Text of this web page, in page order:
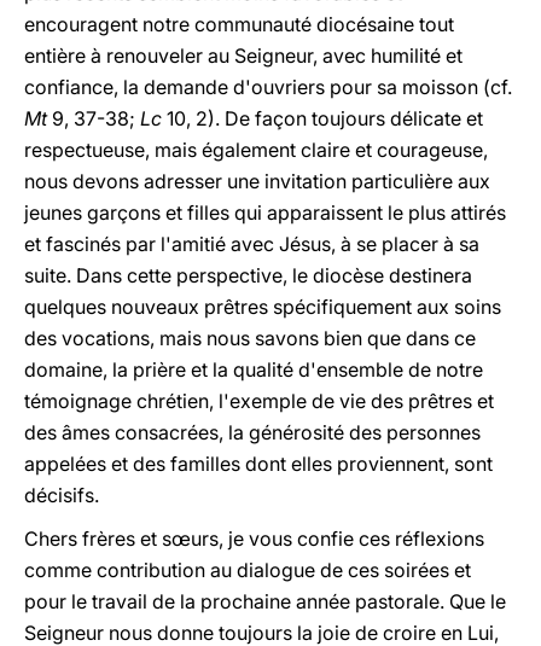
encouragent notre communauté diocésaine tout
entière à renouveler au Seigneur, avec humilité et
confiance, la demande d'ouvriers pour sa moisson (cf.
Mt9, 37-38; Lc 10, 2). De façon toujours délicate et
respectueuse, mais également claire et courageuse,
nous devons adresser une invitation particulière aux
jeunes garçons et filles qui apparaissent le plus attirés
et fascinés par l'amitié avec Jésus, à se placer à sa
suite. Dans cette perspective, le diocèse destinera
quelques nouveaux prêtres spécifiquement aux soins
des vocations, mais nous savons bien que dans ce
domaine, la prière et la qualité d'ensemble de notre
témoignage chrétien, l'exemple de vie des prêtres et
des âmes consacrées, la générosité des personnes
appelées et des familles dont elles proviennent, sont
décisifs.
Chers frères et sœurs, je vous confie ces réflexions
comme contribution au dialogue de ces soirées et
pour le travail de la prochaine année pastorale. Que le
Seigneur nous donne toujours la joie de croire en Lui,